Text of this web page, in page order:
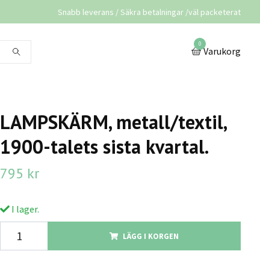
Snabb leverans / Säkra betalningar /väl packeterat
0
Varukorg
LAMPSKÄRM, metall/textil,
1900-talets sista kvartal.
795 kr
I lager.
LÄGG I KORGEN